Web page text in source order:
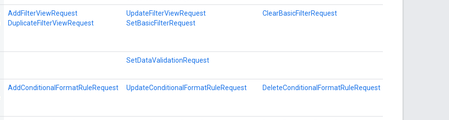
AddFilterViewRequest
DuplicateFilterViewRequest
UpdateFilterViewRequest
SetBasicFilterRequest
ClearBasicFilterRequest
SetDataValidationRequest
AddConditionalFormatRuleRequest UpdateConditionalFormatRuleRequest DeleteConditionalFormatRuleRequest